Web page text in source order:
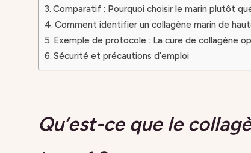
Comparatif : Pourquoi choisir le marin plutôt
Comment identifier un collagène marin de
Exemple de protocole : La cure de collagène
Sécurité et précautions d’emploi
Qu’est-ce que le